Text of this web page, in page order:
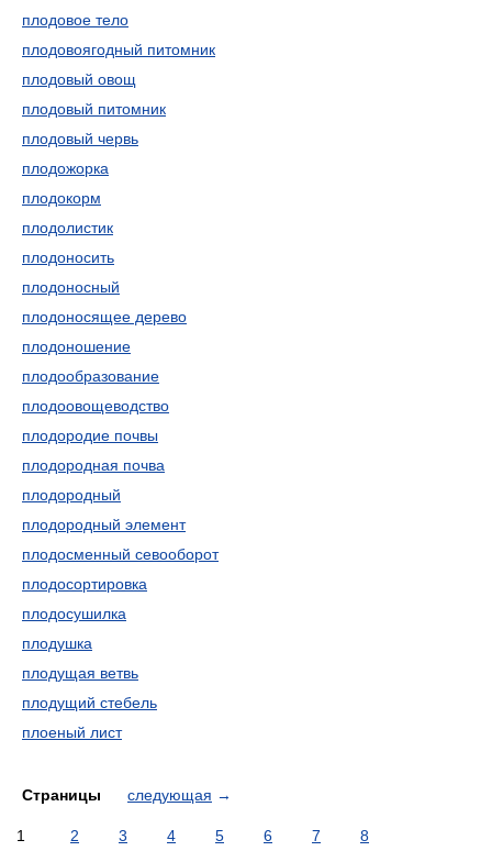
плодовое тело
плодовоягодный питомник
плодовый овощ
плодовый питомник
плодовый червь
плодожорка
плодокорм
плодолистик
плодоносить
плодоносный
плодоносящее дерево
плодоношение
плодообразование
плодоовощеводство
плодородие почвы
плодородная почва
плодородный
плодородный элемент
плодосменный севооборот
плодосортировка
плодосушилка
плодушка
плодущая ветвь
плодущий стебель
плоеный лист
Страницы следующая →
1 2 3 4 5 6 7 8